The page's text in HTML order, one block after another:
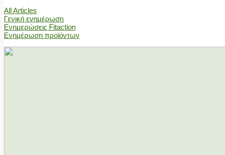
All Articles
Γενική ενημέρωση
Ενημερώσεις Fitaction
Ενημέρωση προϊόντων